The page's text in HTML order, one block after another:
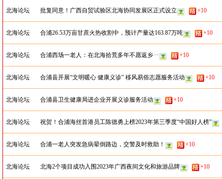
北海论坛 批复同意！广西自贸试验区北海协同发展区正式设立 +10
北海论坛 合浦26.53万亩甘蔗火热收割中，预计产量达163.87万吨 +10
北海论坛 合浦西场一老人：在北海拾荒多年不愿返乡··· +10
北海论坛 合浦县开展“文明暖心 健康义诊” 移风易俗志愿服务活动 +10
北海论坛 合浦县卫生健康局进企业开展义诊服务活动 +10
北海论坛 祝贺！合浦海丝首港员工陈德勇上榜2023年第三季度“中国好人榜”
北海论坛 合浦一老人突发急病晕倒路边，交警及时救助！ +10
北海论坛 北海2个项目成功入围2023年广西夜间文化和旅游品牌 +10